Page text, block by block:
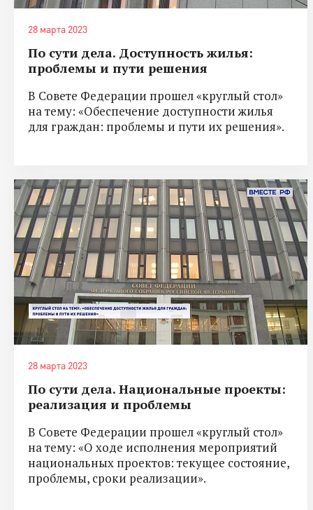
28 марта 2023
По сути дела. Доступность жилья:
проблемы и пути решения
В Совете Федерации прошел «круглый стол»
на тему: «Обеспечение доступности жилья
для граждан: проблемы и пути их решения».
28 марта 2023
По сути дела. Национальные проекты:
реализация и проблемы
В Совете Федерации прошел «круглый стол»
на тему: «О ходе исполнения мероприятий
национальных проектов: текущее состояние,
проблемы, сроки реализации».